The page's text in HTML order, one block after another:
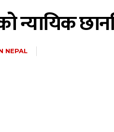
न्यायिक
NEPAL